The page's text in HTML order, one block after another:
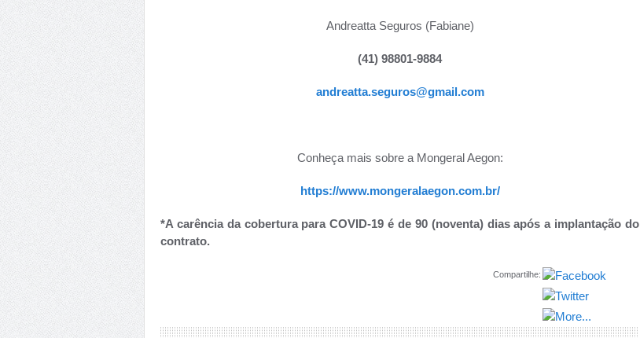
Andreatta Seguros (Fabiane)
(41) 98801-9884
andreatta.seguros@gmail.com
Conheça mais sobre a Mongeral Aegon:
https://www.mongeralaegon.com.br/
*A carência da cobertura para COVID-19 é de 90 (noventa) dias após a implantação do
contrato.
Compartilhe: